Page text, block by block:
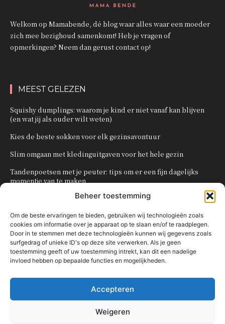
Beheer toestemming
Om de beste ervaringen te bieden, gebruiken wij technologieën zoals
cookies om informatie over je apparaat op te slaan en/of te raadplegen.
Door in te stemmen met deze technologieën kunnen wij gegevens zoals
surfgedrag of unieke ID's op deze site verwerken. Als je geen
toestemming geeft of uw toestemming intrekt, kan dit een nadelige
invloed hebben op bepaalde functies en mogelijkheden.
Accepteren
Weigeren
Welkom op Mamabende, dé blog waar alles waar een moeder
zich mee bezighoud samenkomt! Heb je vragen of
opmerkingen? Neem dan gerust contact op!
MEEST GELEZEN
Squishy dumplings: waarom je kind er niet vanaf kan blijven
(en wat jij als ouder wilt weten)
Kies de beste sokken voor elk gezinsavontuur
Slim omgaan met kledinguitgaven voor het hele gezin
Tandenpoetsen met je peuter: tips om er een fijn dagelijks
momentje van te maken
Zo organiseer je een onvergetelijk kinderfeestje
POPULAIRE CATEGORIEËN
OVERIG
KNUTSELEN MET KINDEREN
TRAKTATIES
80